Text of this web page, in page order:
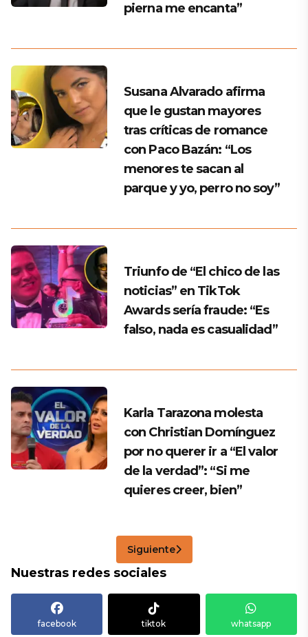
pierna me encanta”
Susana Alvarado afirma
que le gustan mayores
tras críticas de romance
con Paco Bazán: “Los
menores te sacan al
parque y yo, perro no soy”
Triunfo de “El chico de las
noticias” en TikTok
Awards sería fraude: “Es
falso, nada es casualidad”
Karla Tarazona molesta
con Christian Domínguez
por no querer ir a “El valor
de la verdad”: “Si me
quieres creer, bien”
Siguiente
Nuestras redes sociales
facebook tiktok whatsapp